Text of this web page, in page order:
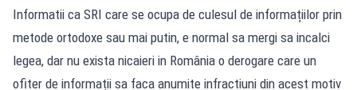
Informatii ca SRI care se ocupa de culesul de informațiilor prin
metode ortodoxe sau mai putin, e normal sa mergi sa incalci
legea, dar nu exista nicaieri in România o derogare care un
ofiter de informații sa faca anumite infractiuni din acest motiv